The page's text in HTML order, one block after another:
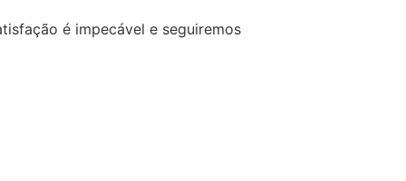
é impecável e seguiremos